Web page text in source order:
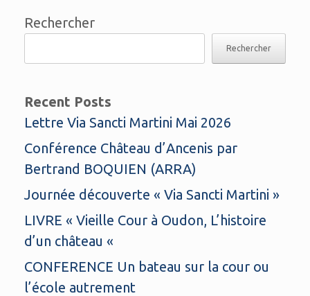
Rechercher
Rechercher
Recent Posts
Lettre Via Sancti Martini Mai 2026
Conférence Château d’Ancenis par
Bertrand BOQUIEN (ARRA)
Journée découverte « Via Sancti Martini »
LIVRE « Vieille Cour à Oudon, L’histoire
d’un château «
CONFERENCE Un bateau sur la cour ou
l’école autrement